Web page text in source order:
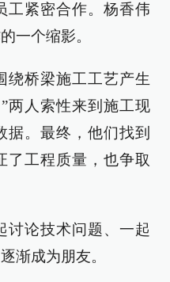
工紧密合作。杨香伟
一个缩影。
绕桥梁施工工艺产生
两人索性来到施工现
据。最终，他们找到
了工程质量，也争取
讨论技术问题、一起
渐成为朋友。